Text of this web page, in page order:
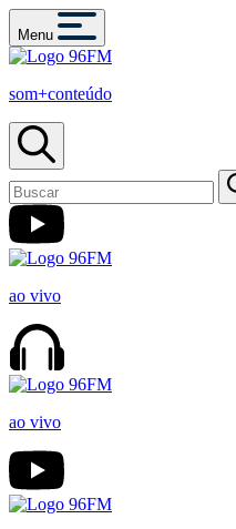
Menu
som+conteúdo
ao vivo
ao vivo